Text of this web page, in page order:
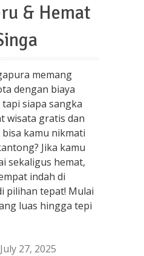
& Hemat
memang
dengan biaya
siapa sangka
wisata gratis dan
kamu nikmati
Jika kamu
sekaligus hemat,
indah di
pilihan tepat! Mulai
luas hingga tepi
July 27, 2025